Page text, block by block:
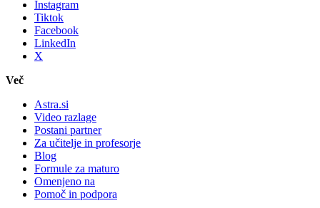
Instagram
Tiktok
Facebook
LinkedIn
X
Več
Astra.si
Video razlage
Postani partner
Za učitelje in profesorje
Blog
Formule za maturo
Omenjeno na
Pomoč in podpora